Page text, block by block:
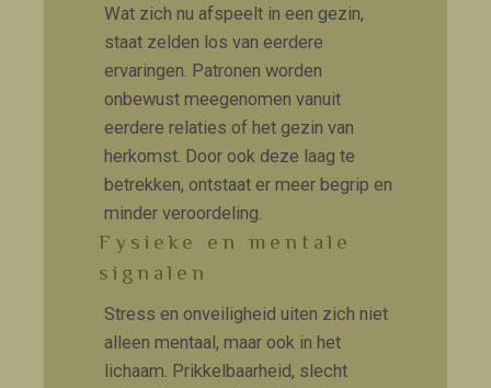
Fysieke en mentale
signalen
Stress en onveiligheid uiten zich niet
alleen mentaal, maar ook in het
lichaam. Prikkelbaarheid, slecht
Wat zich nu afspeelt in een gezin,
staat zelden los van eerdere
ervaringen. Patronen worden
onbewust meegenomen vanuit
eerdere relaties of het gezin van
herkomst. Door ook deze laag te
betrekken, ontstaat er meer begrip en
minder veroordeling.